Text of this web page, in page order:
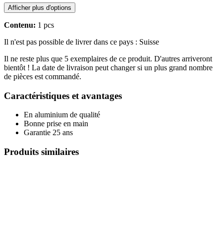
Afficher plus d'options
Contenu: 1 pcs
Il n'est pas possible de livrer dans ce pays : Suisse
Il ne reste plus que 5 exemplaires de ce produit. D'autres arriveront
bientôt ! La date de livraison peut changer si un plus grand nombre
de pièces est commandé.
Caractéristiques et avantages
En aluminium de qualité
Bonne prise en main
Garantie 25 ans
Produits similaires